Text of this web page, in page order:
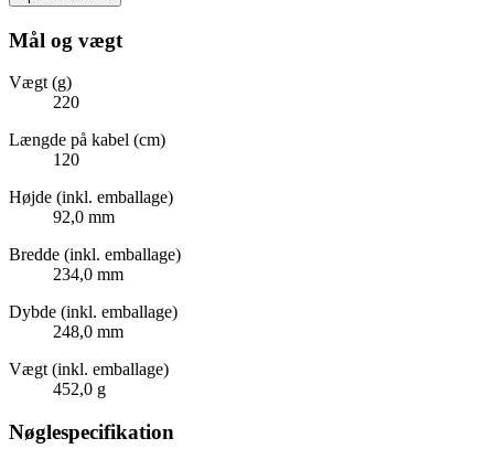
Mål og vægt
Vægt (g)
220
Længde på kabel (cm)
120
Højde (inkl. emballage)
92,0 mm
Bredde (inkl. emballage)
234,0 mm
Dybde (inkl. emballage)
248,0 mm
Vægt (inkl. emballage)
452,0 g
Nøglespecifikation